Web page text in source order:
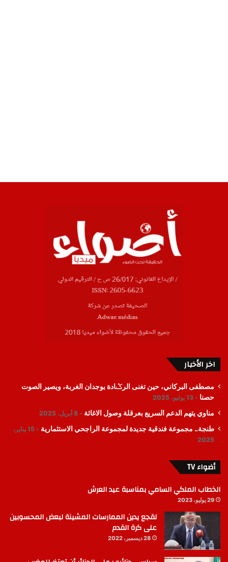
اخر الأخبار
مصطفى البركاني، حين تغنى الرݣادة بوجدان الغربة، ويصير الصوت
حصنا
13 يوليو، 2025
مناوي يتهم الدعم السريع بعرقلة وصول الاغاثة 8 أبريل، 2025
طنجة.. مجموعة فندقية جديدة لمجموعة الراجحي الاستثمارية
15 يناير،
2025
أضواء TV
الخطاب الملكي السامي بمناسبة عيد العرش
29 يوليو، 2023
لقجع يدين الممارسات المشينة لبعض المحسوبين
على كرة القدم
28 ديسمبر، 2022